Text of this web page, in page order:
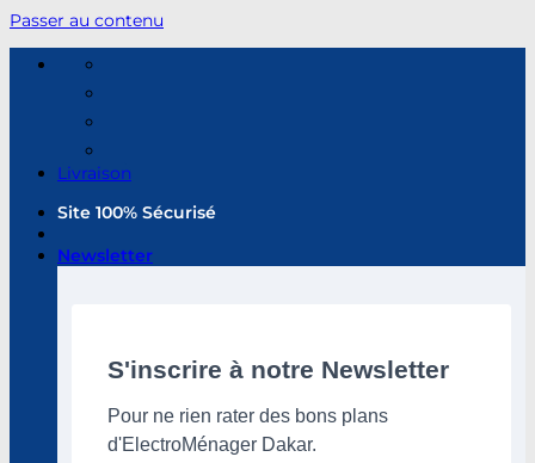
Passer au contenu
Livraison
Site 100% Sécurisé
Newsletter
S'inscrire à notre Newsletter
Pour ne rien rater des bons plans
d'ElectroMénager Dakar.